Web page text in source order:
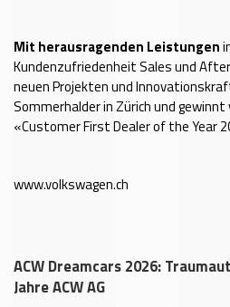
Mit herausragenden Leistungen
Kundenzufriedenheit Sales und
neuen Projekten und
Sommerhalder in Zürich und
«Customer First Dealer of the Year
www.volkswagen.ch
ACW Dreamcars 2026:
Jahre ACW AG